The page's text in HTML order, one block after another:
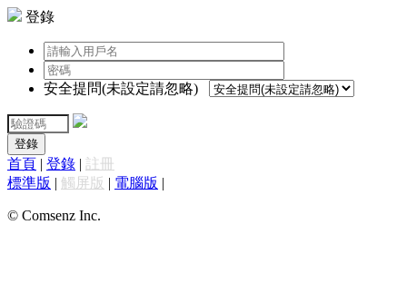
登錄
安全提問(未設定請忽略)
登錄
首頁 | 登錄 | 註冊
標準版 | 觸屏版 | 電腦版 |
© Comsenz Inc.